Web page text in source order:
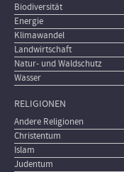
Biodiversität
Energie
Klimawandel
Landwirtschaft
Natur- und Waldschutz
Wasser
RELIGIONEN
Andere Religionen
Christentum
Islam
Judentum